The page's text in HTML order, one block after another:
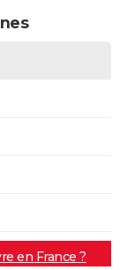
en France ?